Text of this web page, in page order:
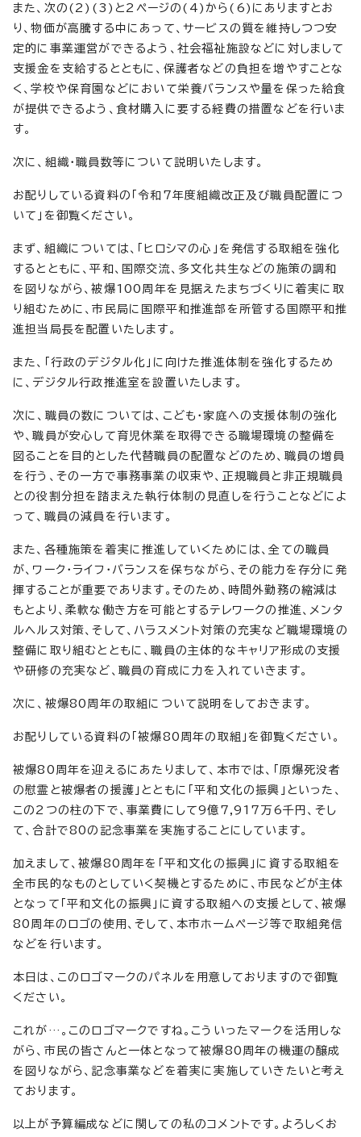
また、次の(2)(3)と2ページの(4)から(6)にありますとお
り、物価が高騰する中にあって、サービスの質を維持しつつ安
定的に事業運営ができるよう、社会福祉施設などに対しまして
支援金を支給するとともに、保護者などの負担を増やすことな
く、学校や保育園などにおいて栄養バランスや量を保った給食
が提供できるよう、食材購入に要する経費の措置などを行いま
す。
次に、組織・職員数等について説明いたします。
お配りしている資料の「令和7年度組織改正及び職員配置につ
いて」を御覧ください。
まず、組織については、「ヒロシマの心」を発信する取組を強化
するとともに、平和、国際交流、多文化共生などの施策の調和
を図りながら、被爆100周年を見据えたまちづくりに着実に取
り組むために、市民局に国際平和推進部を所管する国際平和推
進担当局長を配置いたします。
また、「行政のデジタル化」に向けた推進体制を強化するため
に、デジタル行政推進室を設置いたします。
次に、職員の数については、こども・家庭への支援体制の強化
や、職員が安心して育児休業を取得できる職場環境の整備を
図ることを目的とした代替職員の配置などのため、職員の増員
を行う、その一方で事務事業の収束や、正規職員と非正規職員
との役割分担を踏まえた執行体制の見直しを行うことなどによ
って、職員の減員を行います。
また、各種施策を着実に推進していくためには、全ての職員
が、ワーク・ライフ・バランスを保ちながら、その能力を存分に発
揮することが重要であります。そのため、時間外勤務の縮減は
もとより、柔軟な働き方を可能とするテレワークの推進、メンタ
ルヘルス対策、そして、ハラスメント対策の充実など職場環境の
整備に取り組むとともに、職員の主体的なキャリア形成の支援
や研修の充実など、職員の育成に力を入れていきます。
次に、被爆80周年の取組について説明をしておきます。
お配りしている資料の「被爆80周年の取組」を御覧ください。
被爆80周年を迎えるにあたりまして、本市では、「原爆死没者
の慰霊と被爆者の援護」とともに「平和文化の振興」といった、
この2つの柱の下で、事業費にして9億7,917万6千円、そし
て、合計で80の記念事業を実施することにしています。
加えまして、被爆80周年を「平和文化の振興」に資する取組を
全市民的なものとしていく契機とするために、市民などが主体
となって「平和文化の振興」に資する取組への支援として、被爆
80周年のロゴの使用、そして、本市ホームページ等で取組発信
などを行います。
本日は、このロゴマークのパネルを用意しておりますので御覧
ください。
これが…。このロゴマークですね。こういったマークを活用しな
がら、市民の皆さんと一体となって被爆80周年の機運の醸成
を図りながら、記念事業などを着実に実施していきたいと考え
ております。
以上が予算編成などに関しての私のコメントです。よろしくお